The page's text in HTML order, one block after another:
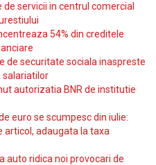
de servicii in centrul comercial
54% din creditele
de securitate sociala inaspreste
salariatilor
autorizatia BNR de institutie
euro se scumpesc din iulie:
articol, adaugata la taxa
auto ridica noi provocari de